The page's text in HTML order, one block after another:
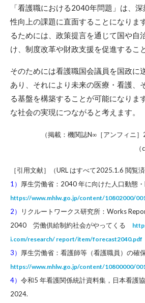
「看護職における2040年問題」は、
性向上の課題に直面することになりま
るためには、政策提言を通じて国や自
け、制度改革や財政支援を促進するこ
そのためには看護職国会議員を国政に
あり、それにより未来の医療・看護、
る基盤を構築することが可能になりま
な社会の実現につながると考えます。
（掲載：機関誌N∞［アンフィニ
［引用文献］（URL はすべて2025.1.6 閲覧済
1） 厚生労働省：2040 年に向けた人口動態
https://www.mhlw.go.jp/content/10802000/
2）
リクルートワークス研究所：Works
2040 労働供給制約社会がやってくる
i.com/research/ report/item/forecast2040.pdf
3） 厚生労働省：看護師等（看護職員）の確
https://www.mhlw.go.jp/content/10800000/
4） 令和5 年看護関係統計資料集，日本看護
2024.